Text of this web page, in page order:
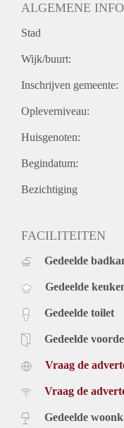
ALGEMENE
Stad
Wijk/buurt:
Inschrijven gemeente:
Opleverniveau:
Huisgenoten:
Begindatum:
Bezichtiging
FACILITEITEN
Gedeelde
Gedeelde
Gedeelde toilet
Gedeelde
Vraag de
Vraag de
Gedeelde